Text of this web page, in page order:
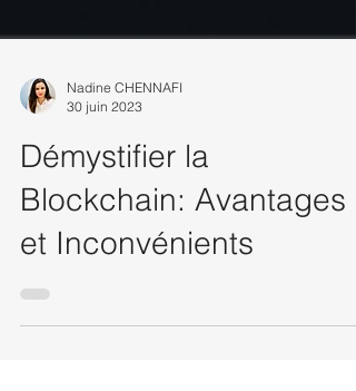
Nadine CHENNAFI
30 juin 2023
Démystifier la
Blockchain: Avantages
et Inconvénients